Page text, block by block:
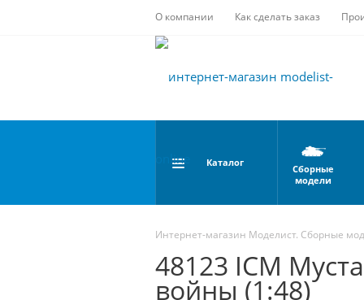
О компании Как сделать заказ
Каталог
Сборные
модели
Интернет-магазин Моделист. Сборные
48123 ICM
войны (1:48)